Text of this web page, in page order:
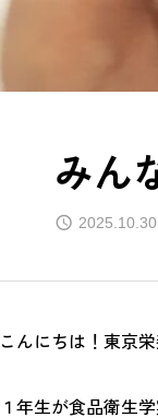
みん
2025.10.30
こんにちは！東京
１年生が食品衛生